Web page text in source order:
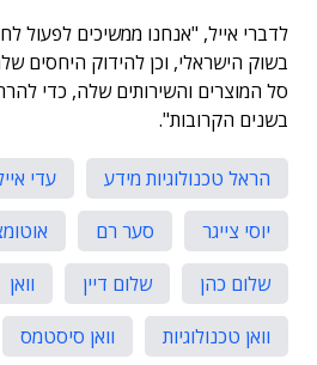
לדברי אייל, "אנחנו ממשיכים לפעול
בשוק הישראלי, וכן להידוק היחסים
סל המוצרים והשירותים שלה, כדי
בשנים הקרובות".
הראל טכנולוגיות מידע עדי
יוסי צייגר
סער רם
שלום כהן
שלום דיין וואן
וואן טכנולוגיות
וואן סיסטמס